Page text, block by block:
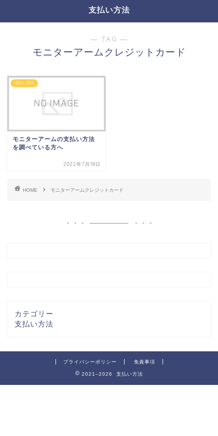
支払い方法
― TAG ―
モニターアームクレジットカード
支払い方法
モニターアームの支払い方法
を調べている方へ
2022年7月18日
HOME モニターアームクレジットカード
カテゴリー
支払い方法
プライバシーポリシー 免責事項
2021–2026 支払い方法